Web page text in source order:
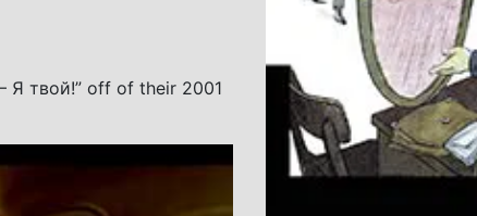
Я твой!” off of their 2001